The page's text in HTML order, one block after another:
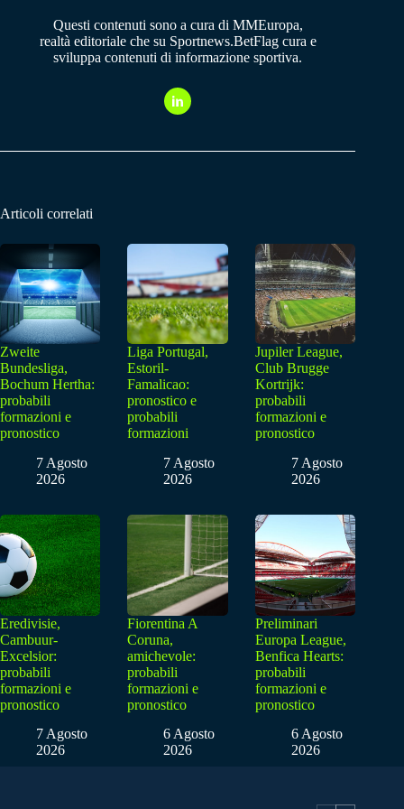
Questi contenuti sono a cura di MMEuropa,
realtà editoriale che su Sportnews.BetFlag cura e
sviluppa contenuti di informazione sportiva.
Articoli correlati
Zweite
Bundesliga,
Bochum Hertha:
probabili
formazioni e
pronostico
7 Agosto
2026
Liga Portugal,
Estoril-
Famalicao:
pronostico e
probabili
formazioni
7 Agosto
2026
Jupiler League,
Club Brugge
Kortrijk:
probabili
formazioni e
pronostico
7 Agosto
2026
Eredivisie,
Cambuur-
Excelsior:
probabili
formazioni e
pronostico
7 Agosto
2026
Fiorentina A
Coruna,
amichevole:
probabili
formazioni e
pronostico
6 Agosto
2026
Preliminari
Europa League,
Benfica Hearts:
probabili
formazioni e
pronostico
6 Agosto
2026